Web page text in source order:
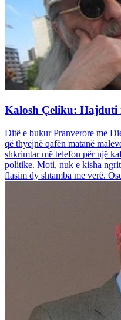
Kalosh Çeliku: Hajduti
Ditë e bukur Pranverore me
që thyejnë qafën matanë
shkrimtar më telefon për një
politike. Moti, nuk e kisha
flasim dy shtamba me verë.